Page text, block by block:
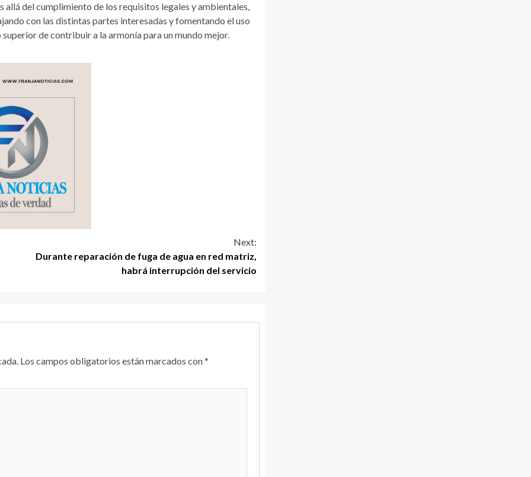
allá del cumplimiento de los requisitos legales y ambientales,
con las distintas partes interesadas y fomentando el uso
de contribuir a la armonía para un mundo mejor.
Next:
Durante reparación de fuga de agua en red matriz,
habrá interrupción del servicio
Los campos obligatorios están marcados con*